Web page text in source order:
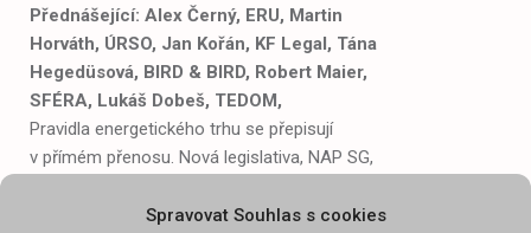
Spravovat Souhlas s cookies
Přednášející: Alex Černý, ERU, Martin
Horváth, ÚRSO, Jan Kořán, KF Legal, Tána
Hegedüsová, BIRD & BIRD, Robert Maier,
SFÉRA, Lukáš Dobeš, TEDOM,
Pravidla energetického trhu se přepisují
v přímém přenosu. Nová legislativa, NAP SG,
mění vztah mezi státem, regulátorem